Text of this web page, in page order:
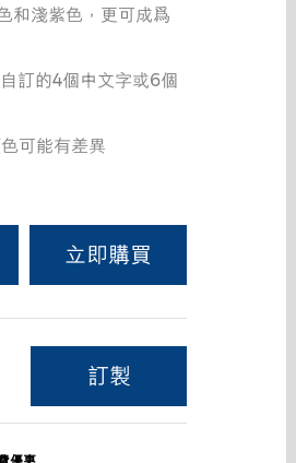
和淺紫色，更可成爲
訂的4個中文字或6個
可能有差異
訂製